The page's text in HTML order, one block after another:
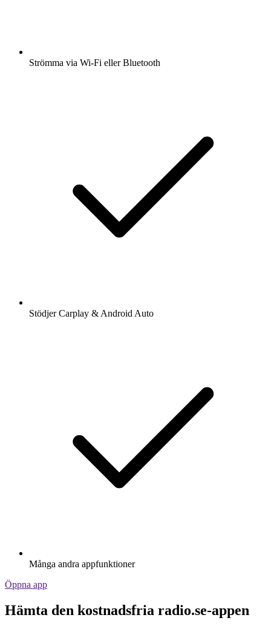
Strömma via Wi-Fi eller Bluetooth
Stödjer Carplay & Android Auto
Många andra appfunktioner
Öppna app
Hämta den kostnadsfria radio.se-appen